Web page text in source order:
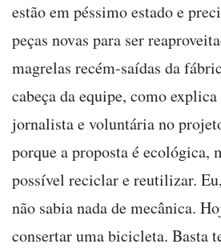
estão em péssimo estado e
peças novas para ser
magrelas recém-saídas da
cabeça da equipe, como explica
jornalista e voluntária no
porque a proposta é ecológica,
possível reciclar e reutilizar.
não sabia nada de mecânica.
consertar uma bicicleta. Basta